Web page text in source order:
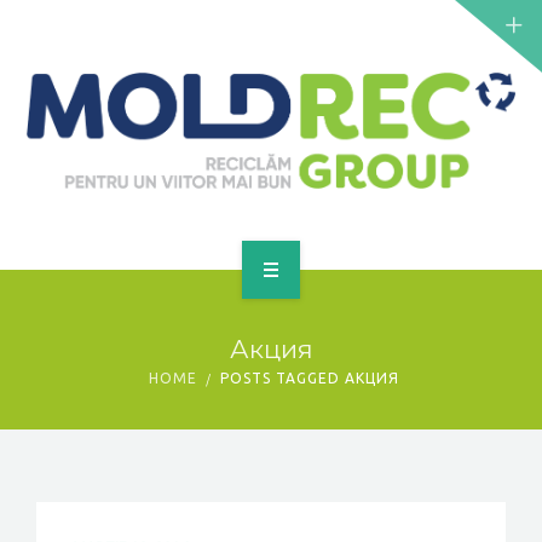
SERVICII
PUNCTE DE COLECTARE
Акция
HOME POSTS TAGGED АКЦИЯ